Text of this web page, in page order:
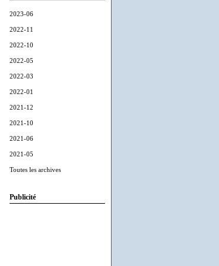
2023-06
2022-11
2022-10
2022-05
2022-03
2022-01
2021-12
2021-10
2021-06
2021-05
Toutes les archives
Publicité